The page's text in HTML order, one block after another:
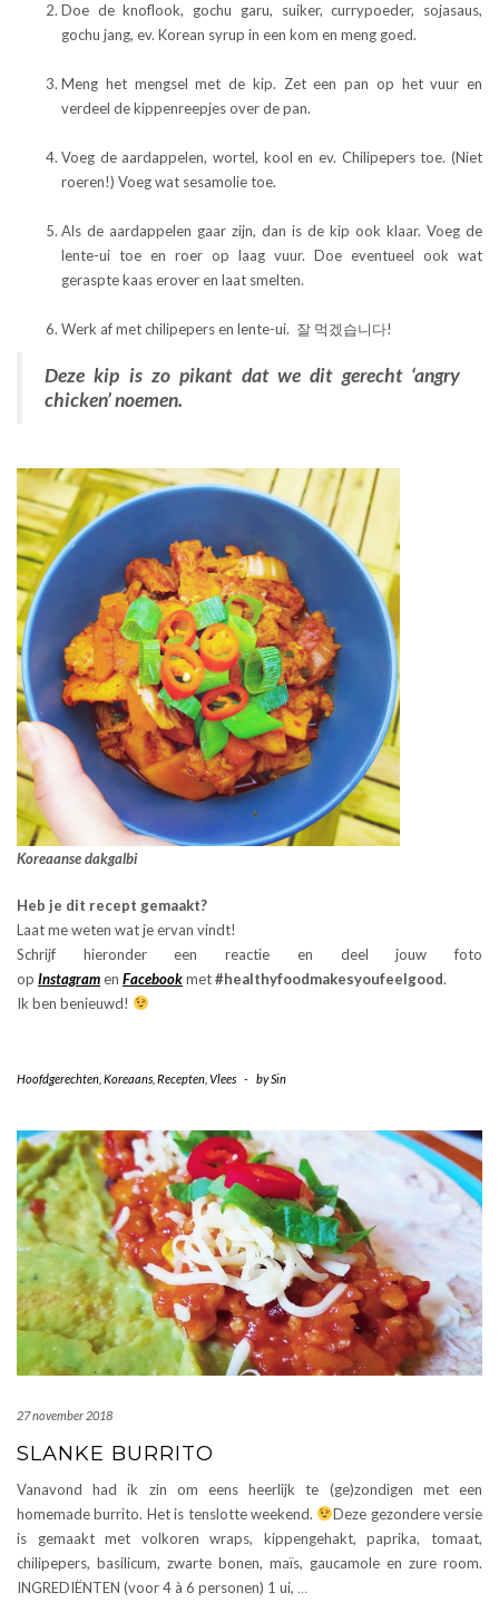
Doe de knoflook, gochu garu, suiker, currypoeder, sojasaus,
gochu jang, ev. Korean syrup in een kom en meng goed.
Meng het mengsel met de kip. Zet een pan op het vuur en
verdeel de kippenreepjes over de pan.
Voeg de aardappelen, wortel, kool en ev. Chilipepers toe. (Niet
roeren!) Voeg wat sesamolie toe.
Als de aardappelen gaar zijn, dan is de kip ook klaar. Voeg de
lente-ui toe en roer op laag vuur. Doe eventueel ook wat
geraspte kaas erover en laat smelten.
Werk af met chilipepers en lente-ui. 잘 먹겠습니다!
Deze kip is zo pikant dat we dit gerecht ‘angry
chicken’ noemen.
Koreaanse dakgalbi
Heb je dit recept gemaakt?
Laat me weten wat je ervan vindt!
Schrijf hieronder een reactie en deel jouw foto
op Instagramen Facebookmet#healthyfoodmakesyoufeelgood.
Ik ben benieuwd!
Hoofdgerechten Koreaans Recepten Vlees - bySin
27 november 2018
SLANKE BURRITO
Vanavond had ik zin om eens heerlijk te (ge)zondigen met een
homemade burrito. Het is tenslotte weekend.
Deze gezondere versie
is gemaakt met volkoren wraps, kippengehakt, paprika, tomaat,
chilipepers, basilicum, zwarte bonen, maïs, gaucamole en zure room.
INGREDIËNTEN (voor 4 à 6 personen) 1 ui, …